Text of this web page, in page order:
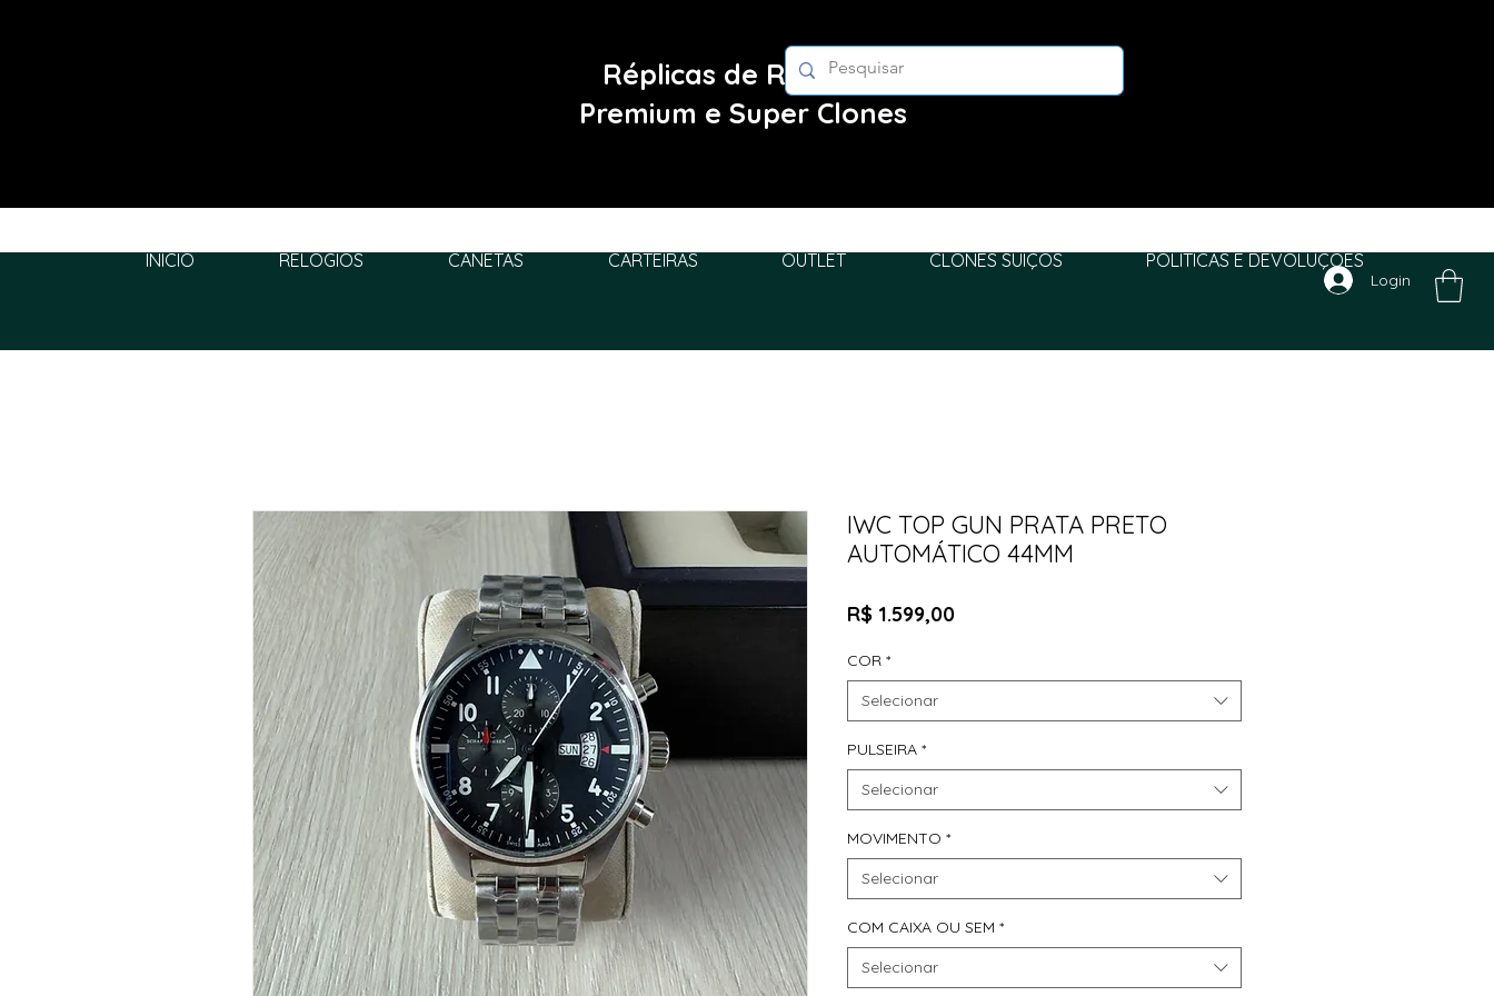
Réplicas de Relógios
Premium e Super Clones
INÍCIO RELÓGIOS CANETAS CARTEIRAS OUTLET CLONES SUIÇOS POLITICAS E DEVOLUÇÕES
Login
IWC TOP GUN PRATA PRETO
AUTOMÁTICO 44MM
R$ 1.599,00Preço
COR *
Selecionar
PULSEIRA *
Selecionar
MOVIMENTO *
Selecionar
COM CAIXA OU SEM *
Selecionar